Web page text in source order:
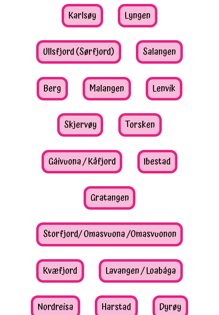
Karlsøy Lyngen
Ullsfjord (Sørfjord) Salangen
Berg Malangen Lenvik
Skjervøy Torsken
Gáivuona / Kåfjord Ibestad
Gratangen
Storfjord/ Omasvuona /Omasvuonon
Kvæfjord Lavangen / Loabága
Nordreisa Harstad Dyrøy